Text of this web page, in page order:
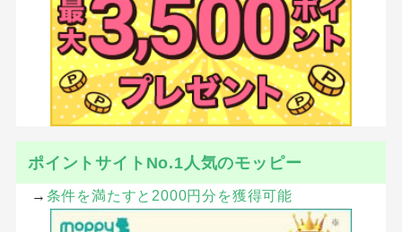
ポイントサイトNo.1人気のモッピー
→ 条件を満たすと2000円分を獲得可能